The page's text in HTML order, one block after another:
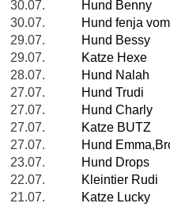
30.07.
Hund Benny
30.07.
Hund fenja
29.07.
Hund Bessy
29.07.
Katze Hexe
28.07.
Hund Nalah
27.07.
Hund Trudi
27.07.
Hund Charly
27.07.
Katze BUTZ
27.07.
Hund
23.07.
Hund Drops
22.07.
Kleintier Rudi
21.07.
Katze Lucky